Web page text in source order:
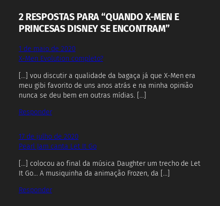
2 RESPOSTAS PARA “QUANDO X-MEN E
PRINCESAS DISNEY SE ENCONTRAM”
1 de maio de 2020
X-Men Evolution completo?
[…] vou discutir a qualidade da bagaça já que X-Men era
meu gibi favorito de uns anos atrás e na minha opinião
nunca se deu bem em outras mídias. […]
Responder
17 de julho de 2020
Pearl Jam canta Let It Go
[…] colocou ao final da música Daughter um trecho de Let
It Go… A musiquinha da animação Frozen, da […]
Responder